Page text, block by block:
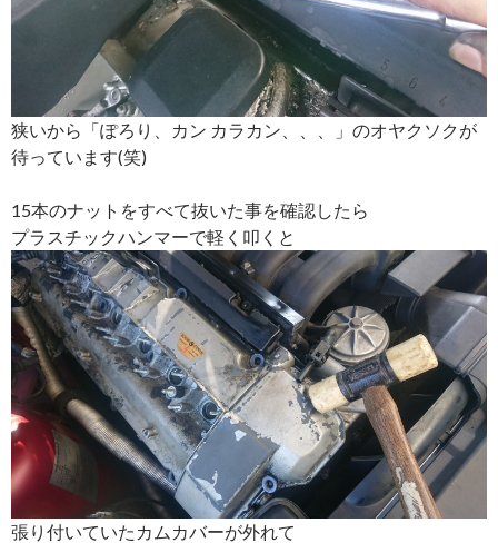
狭いから「ぽろり、カン カラカン、、、」のオヤクソクが
待っています(笑)
15本のナットをすべて抜いた事を確認したら
プラスチックハンマーで軽く叩くと
張り付いていたカムカバーが外れて